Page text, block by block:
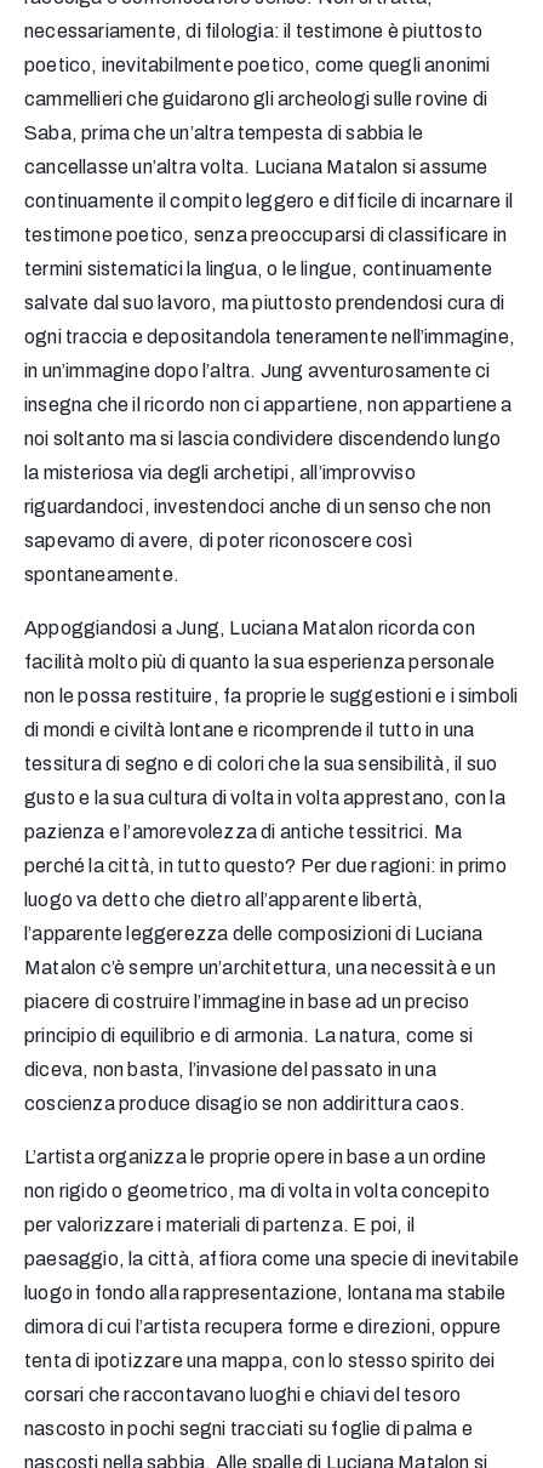
necessariamente, di filologia: il testimone è piuttosto
poetico, inevitabilmente poetico, come quegli anonimi
cammellieri che guidarono gli archeologi sulle rovine di
Saba, prima che un’altra tempesta di sabbia le
cancellasse un’altra volta. Luciana Matalon si assume
continuamente il compito leggero e difficile di incarnare il
testimone poetico, senza preoccuparsi di classificare in
termini sistematici la lingua, o le lingue, continuamente
salvate dal suo lavoro, ma piuttosto prendendosi cura di
ogni traccia e depositandola teneramente nell’immagine,
in un’immagine dopo l’altra. Jung avventurosamente ci
insegna che il ricordo non ci appartiene, non appartiene a
noi soltanto ma si lascia condividere discendendo lungo
la misteriosa via degli archetipi, all’improvviso
riguardandoci, investendoci anche di un senso che non
sapevamo di avere, di poter riconoscere così
spontaneamente.
Appoggiandosi a Jung, Luciana Matalon ricorda con
facilità molto più di quanto la sua esperienza personale
non le possa restituire, fa proprie le suggestioni e i simboli
di mondi e civiltà lontane e ricomprende il tutto in una
tessitura di segno e di colori che la sua sensibilità, il suo
gusto e la sua cultura di volta in volta apprestano, con la
pazienza e l’amorevolezza di antiche tessitrici. Ma
perché la città, in tutto questo? Per due ragioni: in primo
luogo va detto che dietro all’apparente libertà,
l’apparente leggerezza delle composizioni di Luciana
Matalon c’è sempre un’architettura, una necessità e un
piacere di costruire l’immagine in base ad un preciso
principio di equilibrio e di armonia. La natura, come si
diceva, non basta, l’invasione del passato in una
coscienza produce disagio se non addirittura caos.
L’artista organizza le proprie opere in base a un ordine
non rigido o geometrico, ma di volta in volta concepito
per valorizzare i materiali di partenza. E poi, il
paesaggio, la città, affiora come una specie di inevitabile
luogo in fondo alla rappresentazione, lontana ma stabile
dimora di cui l’artista recupera forme e direzioni, oppure
tenta di ipotizzare una mappa, con lo stesso spirito dei
corsari che raccontavano luoghi e chiavi del tesoro
nascosto in pochi segni tracciati su foglie di palma e
nascosti nella sabbia. Alle spalle di Luciana Matalon si